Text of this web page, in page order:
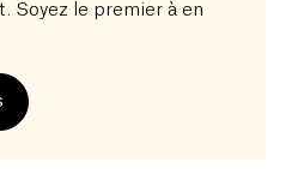
Soyez le premier à en